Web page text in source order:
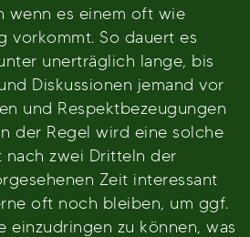
wenn es einem oft wie
vorkommt. So dauert es
unerträglich lange, bis
Diskussionen jemand vor
und Respektbezeugungen
der Regel wird eine solche
nach zwei Dritteln der
Zeit interessant
oft noch bleiben, um ggf.
einzudringen zu können, was